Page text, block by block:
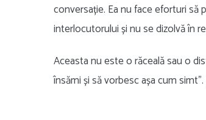
conversație. Ea nu face eforturi să
interlocutorului și nu se dizolvă în
Aceasta nu este o răceală sau o
însămi și să vorbesc așa cum